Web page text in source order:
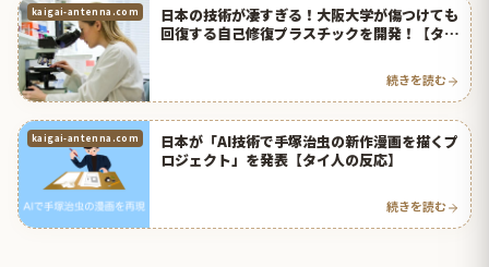
kaigai-antenna.com
日本の技術が凄すぎる！大阪大学が傷つけても
回復する自己修復プラスチックを開発！【タイ
続きを読む
kaigai-antenna.com
日本が「AI技術で手塚治虫の新作漫画を描くプ
ロジェクト」を発表【タイ人の反応】
続きを読む